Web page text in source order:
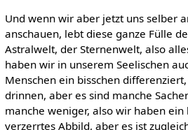
Und wenn wir aber jetzt uns selber
anschauen, lebt diese ganze Fülle
Astralwelt, der Sternenwelt, also
haben wir in unserem Seelischen
Menschen ein bisschen
drinnen, aber es sind manche
manche weniger, also wir haben ein
verzerrtes Abbild, aber es ist